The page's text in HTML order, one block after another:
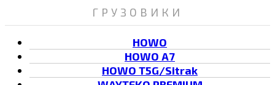
ГРУЗОВИКИ
HOWO
HOWO A7
HOWO T5G/Sitrak